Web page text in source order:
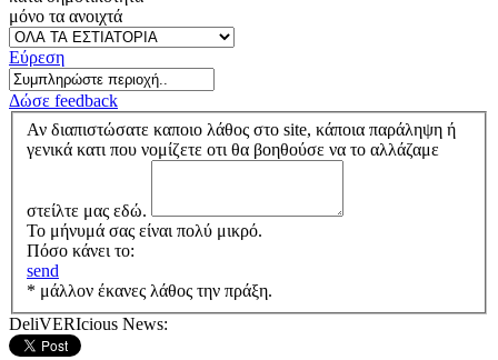
μόνο τα ανοιχτά
Εύρεση
Δώσε feedback
Αν διαπιστώσατε καποιο λάθος στο site, κάποια παράληψη ή
γενικά κατι που νομίζετε οτι θα βοηθούσε να το αλλάζαμε
στείλτε μας εδώ.
Το μήνυμά σας είναι πολύ μικρό.
Πόσο κάνει το:
send
* μάλλον έκανες λάθος την πράξη.
DeliVERIcious News: